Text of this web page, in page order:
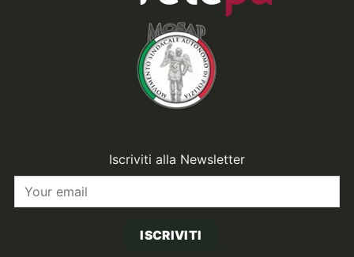
Iscriviti alla Newsletter
ISCRIVITI